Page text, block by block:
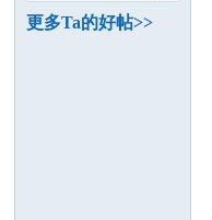
豪宅仅售$132
库出租！
更多Ta的好帖>>